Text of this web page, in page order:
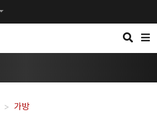
검
버
메
버
가방